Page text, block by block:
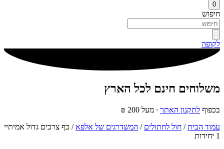
0
חיפוש
לקופה
משלוחים חינם לכל הארץ
בכפוף לתקנון האתר ∙ מעל 200 ₪
עמוד הבית/ חול לחתולים / המשדרגים של אלפא / כף צרכים גדול אמיתיי
1 יחידות